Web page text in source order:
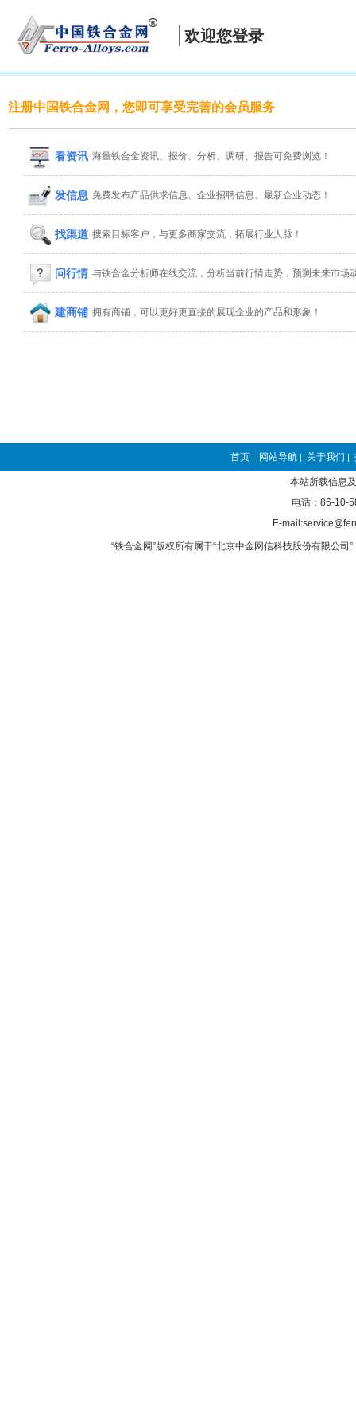
欢迎您登录
注册中国铁合金网，您即可享受完善的会员服务
看资讯 海量铁合金资讯、报价、分析、调研、报告可免费浏览！
发信息 免费发布产品供求信息、企业招聘信息、最新企业动态！
找渠道 搜索目标客户，与更多商家交流，拓展行业人脉！
问行情 与铁合金分析师在线交流，分析当前行情走势，预测未来市场
建商铺 拥有商铺，可以更好更直接的展现企业的产品和形象！
首页 | 网站导航 | 关于我们 |
本站所载信息
电话：86-10-
E-
“铁合金网”版权所有属于“北京中金网信科技股份有限公司